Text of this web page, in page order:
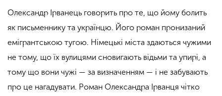
Олександр Ірванець говорить про те, що йому болить
як письменнику та українцю. Його роман пронизаний
емігрантською тугою. Німецькі міста здаються чужими
не тому, що їх вулицями сновигають відьми та упирі, а
тому що вони чужі — за визначенням — і не забувають
про це нагадувати. Роман Олександра Ірванця чітко